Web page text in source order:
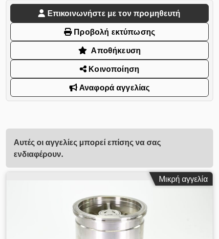
Επικοινωνήστε με τον προμηθευτή
Προβολή εκτύπωσης
Αποθήκευση
Κοινοποίηση
Αναφορά αγγελίας
Αυτές οι αγγελίες μπορεί επίσης να σας
ενδιαφέρουν.
Μικρή αγγελία